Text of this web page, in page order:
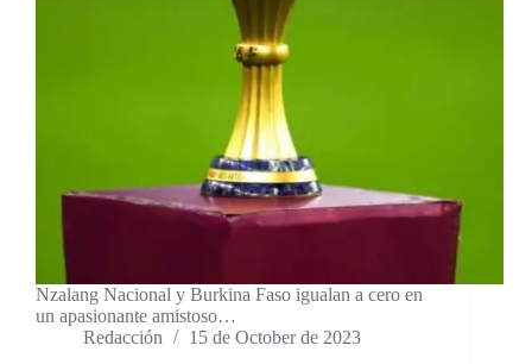
Nzalang Nacional y Burkina Faso igualan a cero en
un apasionante amistoso…
Redacción
15 de October de 2023